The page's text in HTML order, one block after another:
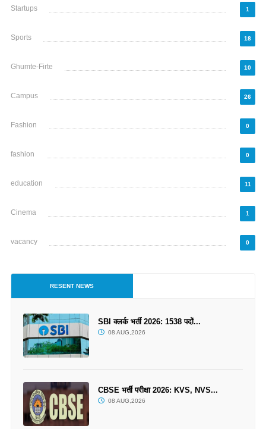
Startups 1
Sports 18
Ghumte-Firte 10
Campus 26
Fashion 0
fashion 0
education 11
Cinema 1
vacancy 0
RESENT NEWS
SBI क्लर्क भर्ती 2026: 1538 पदों...
08 AUG,2026
CBSE भर्ती परीक्षा 2026: KVS, NVS...
08 AUG,2026